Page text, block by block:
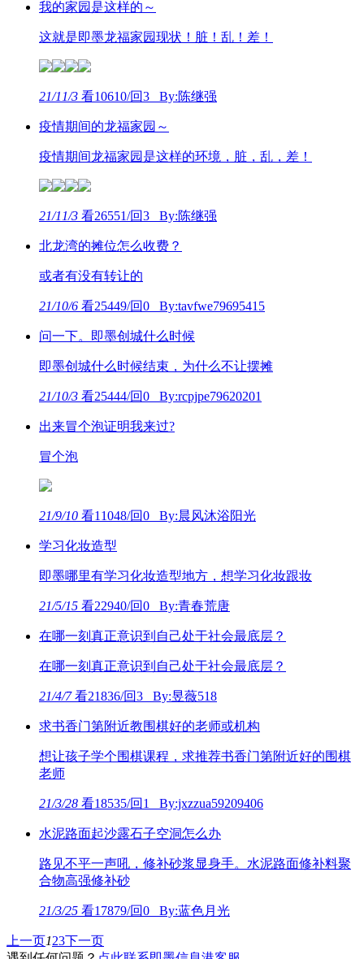
我的家园是这样的～
这就是即墨龙福家园现状！脏！乱！差！
21/11/3 看10610/回3 By:陈继强
疫情期间的龙福家园～
疫情期间龙福家园是这样的环境，脏，乱，差！
21/11/3 看26551/回3 By:陈继强
北龙湾的摊位怎么收费？
或者有没有转让的
21/10/6 看25449/回0 By:tavfwe79695415
问一下。即墨创城什么时候
即墨创城什么时候结束，为什么不让摆摊
21/10/3 看25444/回0 By:rcpjpe79620201
出来冒个泡证明我来过?
冒个泡
21/9/10 看11048/回0 By:晨风沐浴阳光
学习化妆造型
即墨哪里有学习化妆造型地方，想学习化妆跟妆
21/5/15 看22940/回0 By:青春荒唐
在哪一刻真正意识到自己处于社会最底层？
在哪一刻真正意识到自己处于社会最底层？
21/4/7看21836/回3 By:昱薇518
求书香门第附近教围棋好的老师或机构
想让孩子学个围棋课程，求推荐书香门第附近好的围棋
老师
21/3/28 看18535/回1 By:jxzzua59209406
水泥路面起沙露石子空洞怎么办
路见不平一声吼，修补砂浆显身手。水泥路面修补料聚
合物高强修补砂
21/3/25 看17879/回0 By:蓝色月光
上一页123下一页